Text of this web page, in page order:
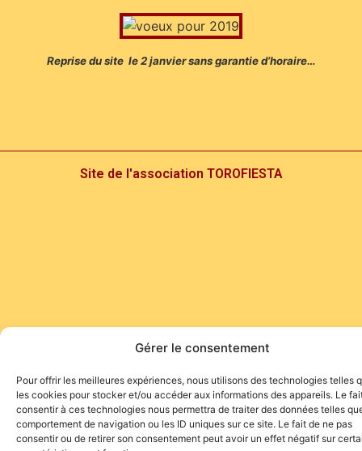
Gérer le consentement
Pour offrir les meilleures expériences, nous utilisons des technologies telles
les cookies pour stocker et/ou accéder aux informations des appareils. Le
consentir à ces technologies nous permettra de traiter des données telles
comportement de navigation ou les ID uniques sur ce site. Le fait de ne pas
consentir ou de retirer son consentement peut avoir un effet négatif sur
Reprise du site le 2 janvier sans garantie d’horaire…
Site de l'association TOROFIESTA